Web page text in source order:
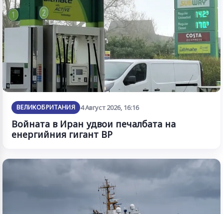
ВЕЛИКОБРИТАНИЯ 4 Август 2026, 16:16
Войната в Иран удвои печалбата на
енергийния гигант BP